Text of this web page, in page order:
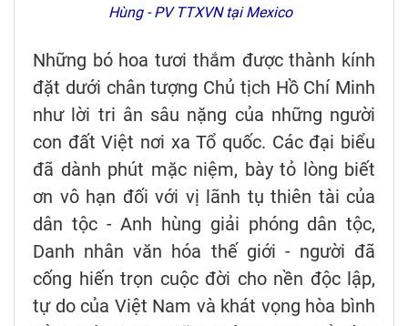
Hùng - PV TTXVN tại Mexico
Những bó hoa tươi thắm được thành kính
đặt dưới chân tượng Chủ tịch Hồ Chí Minh
như lời tri ân sâu nặng của những người
con đất Việt nơi xa Tổ quốc. Các đại biểu
đã dành phút mặc niệm, bày tỏ lòng biết
ơn vô hạn đối với vị lãnh tụ thiên tài của
dân tộc - Anh hùng giải phóng dân tộc,
Danh nhân văn hóa thế giới - người đã
cống hiến trọn cuộc đời cho nền độc lập,
tự do của Việt Nam và khát vọng hòa bình